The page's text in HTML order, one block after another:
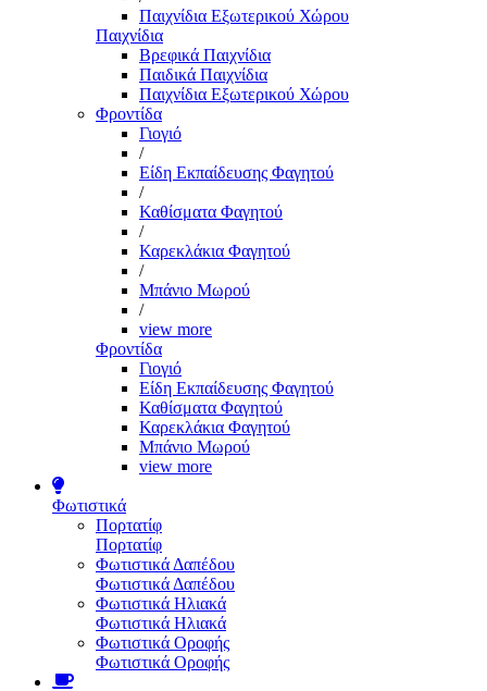
Παιχνίδια Εξωτερικού Χώρου
Παιχνίδια
Βρεφικά Παιχνίδια
Παιδικά Παιχνίδια
Παιχνίδια Εξωτερικού Χώρου
Φροντίδα
Γιογιό
/
Είδη Εκπαίδευσης Φαγητού
/
Καθίσματα Φαγητού
/
Καρεκλάκια Φαγητού
/
Μπάνιο Μωρού
/
view more
Φροντίδα
Γιογιό
Είδη Εκπαίδευσης Φαγητού
Καθίσματα Φαγητού
Καρεκλάκια Φαγητού
Μπάνιο Μωρού
view more
Φωτιστικά
Πορτατίφ
Πορτατίφ
Φωτιστικά Δαπέδου
Φωτιστικά Δαπέδου
Φωτιστικά Ηλιακά
Φωτιστικά Ηλιακά
Φωτιστικά Οροφής
Φωτιστικά Οροφής